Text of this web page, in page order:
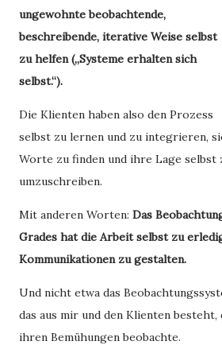
ungewohnte beobachtende,
beschreibende, iterative Weise selbst
zu helfen („Systeme erhalten sich
selbst.“).
Die Klienten haben also den Prozess
selbst zu lernen und zu integrieren,
Worte zu finden und ihre Lage selbst
umzuschreiben.
Mit anderen Worten: Das
Grades hat die Arbeit selbst zu
Kommunikationen zu gestalten.
Und nicht etwa das
das aus mir und den Klienten
ihren Bemühungen beobachte.